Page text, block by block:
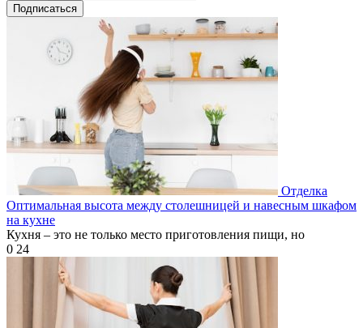
Подписаться
Отделка
Оптимальная высота между столешницей и навесным шкафом
на кухне
Кухня – это не только место приготовления пищи, но
0 24